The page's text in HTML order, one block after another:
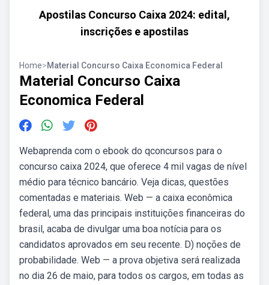
Apostilas Concurso Caixa 2024: edital,
inscrições e apostilas
Home>Material Concurso Caixa Economica Federal
Material Concurso Caixa
Economica Federal
Webaprenda com o ebook do qconcursos para o
concurso caixa 2024, que oferece 4 mil vagas de nível
médio para técnico bancário. Veja dicas, questões
comentadas e materiais. Web — a caixa econômica
federal, uma das principais instituições financeiras do
brasil, acaba de divulgar uma boa notícia para os
candidatos aprovados em seu recente. D) noções de
probabilidade. Web — a prova objetiva será realizada
no dia 26 de maio, para todos os cargos, em todas as